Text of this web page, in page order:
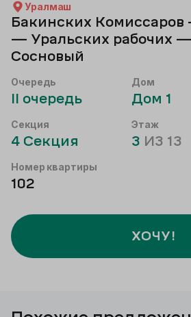
Уралмаш
Бакинских
— Уральских рабочих
Сосновый
Очередь
II очередь
Дом
Дом 1
Секция
4 Секция
Этаж
3 ИЗ 13
Номер квартиры
102
ХОЧУ!